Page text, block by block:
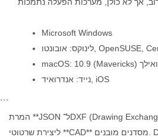
Microsoft Windows
macOS: 10.9 (Mavericks) ואילך
נייד: אנדרואיד, iOS
```
המרת **JSON ל־DXF (Drawing Exchange Format)** היא חיונית
ליצירת שרטוטי **CAD** מסדנים מובנים. DXF הוא פורמט נפוץ בתחומי